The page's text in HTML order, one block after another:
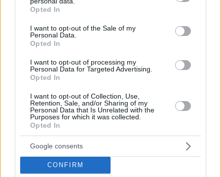
grant or deny consent to Google and its third-party tags to
use your data for below specified purposes in below Google
consent section.
Opted In
I want to opt-out of the Sale of my
Personal Data.
Opted In
I want to opt-out of processing my
Personal Data for Targeted Advertising.
Opted In
I want to opt-out of Collection, Use,
Retention, Sale, and/or Sharing of my
Personal Data that Is Unrelated with the
Purposes for which it was collected.
Opted In
Google consents
CONFIRM
στη Λεωφόρο Ποσειδώνος λόγω εργασιών
Το μεγάλο κόλπο της Ferrari για τους κινητήρες
«μοσχοβολούν» ελληνικό τραπέζι
πριν 23 λεπτά
πριν 24 λεπτά
Σύλληψη 53χρονου στο «Ελ.Βενιζέλος» με δύο
ευρωπαϊκά εντάλματα για ξέπλυμα χρήματος και απάτες
στη Γαλλία
πριν 25 λεπτά
Πέθανε ο σπουδαίος διανοούμενος, Στέλιος Ράμφος σε
ηλικία 87 ετών
πριν 26 λεπτά